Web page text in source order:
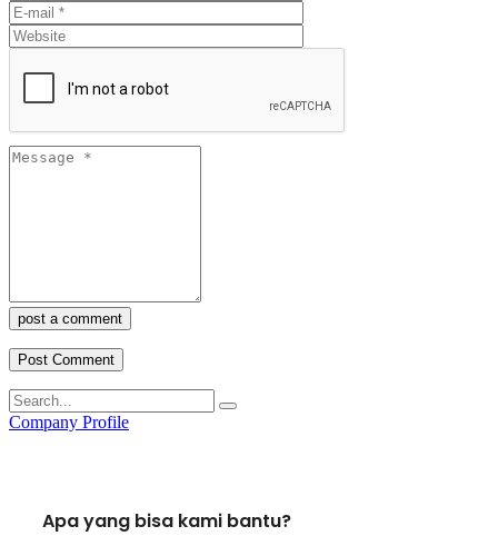
post a comment
Company Profile
Apa yang bisa kami bantu?